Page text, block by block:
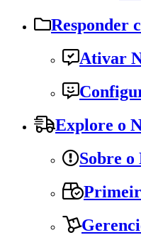
Responder
Ativar
Explore o
Sobre o